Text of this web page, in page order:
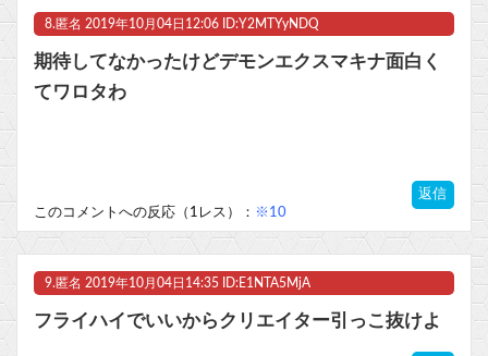
8. 匿名 2019年10月04日12:06 ID:Y2MTYyNDQ
期待してなかったけどデモンエクスマキナ面白く
てワロタわ
返信
このコメントへの反応（1レス）： ※10
9. 匿名 2019年10月04日14:35 ID:E1NTA5MjA
フライハイでいいからクリエイター引っこ抜けよ